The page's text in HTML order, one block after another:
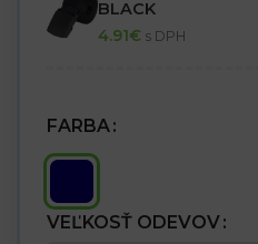
BLACK
4.91€ s DPH
FARBA
VEĽKOSŤ ODEVOV